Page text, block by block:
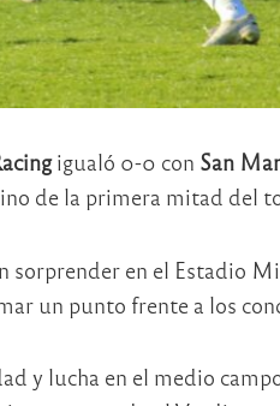
igualó 0-0 con San
de la primera mitad del
sorprender en el Estadio
un punto frente a los
y lucha en el medio